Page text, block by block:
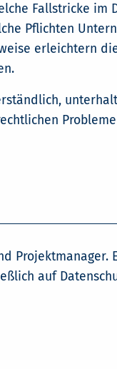
Fallstricke im
Pflichten
erleichtern
Projektmanager.
auf